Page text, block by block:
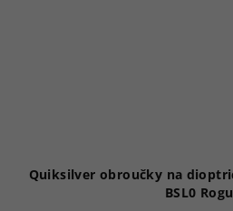
Quiksilver obroučky na
BSL0